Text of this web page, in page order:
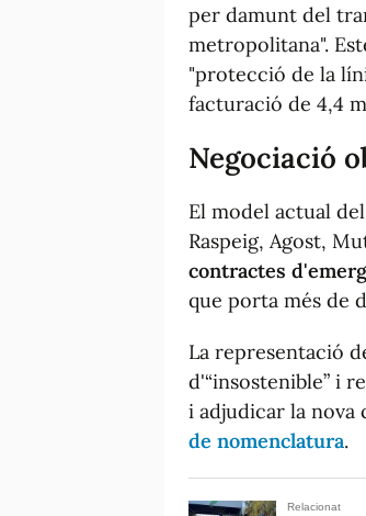
per damunt del
metropolitana".
"protecció de la
facturació de 4,4
Negociació
El model actual
Raspeig, Agost,
contractes
que porta més de
La representació
d'“insostenible” i
i adjudicar la nova
de nomenclatura.
Relacionat